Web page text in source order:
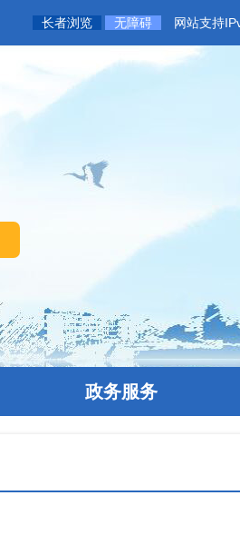
长者浏览 无障碍 网站支持
政务服务